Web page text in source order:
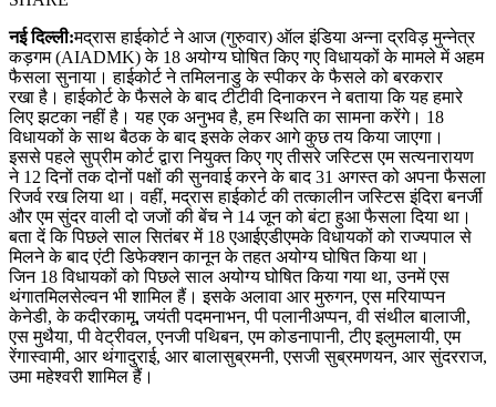
नई दिल्ली:मद्रास हाईकोर्ट ने आज (गुरुवार) ऑल इंडिया अन्ना द्रविड़ मुन्नेत्र
कड़गम (AIADMK) के 18 अयोग्य घोषित किए गए विधायकों के मामले में अहम
फैसला सुनाया। हाईकोर्ट ने तमिलनाडु के स्पीकर के फैसले को बरकरार
रखा है। हाईकोर्ट के फैसले के बाद टीटीवी दिनाकरन ने बताया कि यह हमारे
लिए झटका नहीं है। यह एक अनुभव है, हम स्थिति का सामना करेंगे। 18
विधायकों के साथ बैठक के बाद इसके लेकर आगे कुछ तय किया जाएगा।
इससे पहले सुप्रीम कोर्ट द्वारा नियुक्त किए गए तीसरे जस्टिस एम सत्यनारायण
ने 12 दिनों तक दोनों पक्षों की सुनवाई करने के बाद 31 अगस्त को अपना फैसला
रिजर्व रख लिया था। वहीं, मद्रास हाईकोर्ट की तत्कालीन जस्टिस इंदिरा बनर्जी
और एम सुंदर वाली दो जजों की बेंच ने 14 जून को बंटा हुआ फैसला दिया था।
बता दें कि पिछले साल सितंबर में 18 एआईएडीएमके विधायकों को राज्यपाल से
मिलने के बाद एंटी डिफेक्शन कानून के तहत अयोग्य घोषित किया था।
जिन 18 विधायकों को पिछले साल अयोग्य घोषित किया गया था, उनमें एस
थंगातमिलसेल्वन भी शामिल हैं। इसके अलावा आर मुरुगन, एस मरियाप्पन
केनेडी, के कदीरकामू, जयंती पदमनाभन, पी पलानीअप्पन, वी संथील बालाजी,
एस मुथैया, पी वेट्रीवल, एनजी पथिबन, एम कोडनापानी, टीए इलुमलायी, एम
रेंगास्वामी, आर थंगादुराई, आर बालासुब्रमनी, एसजी सुब्रमणयन, आर सुंदरराज,
उमा महेश्वरी शामिल हैं।